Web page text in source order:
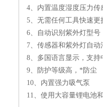
4、内置温度湿度压力
5、无需任何工具快速更
6、自动识别紫外灯型号
7、传感器和紫外灯自动
8、多国语言显示，支持
9、防护等级高，*防尘
10、内置强力吸气泵
11、使用大容量锂电池